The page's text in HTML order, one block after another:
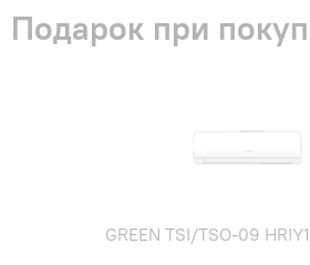
Подарок при
GREEN TSI/TSO-09